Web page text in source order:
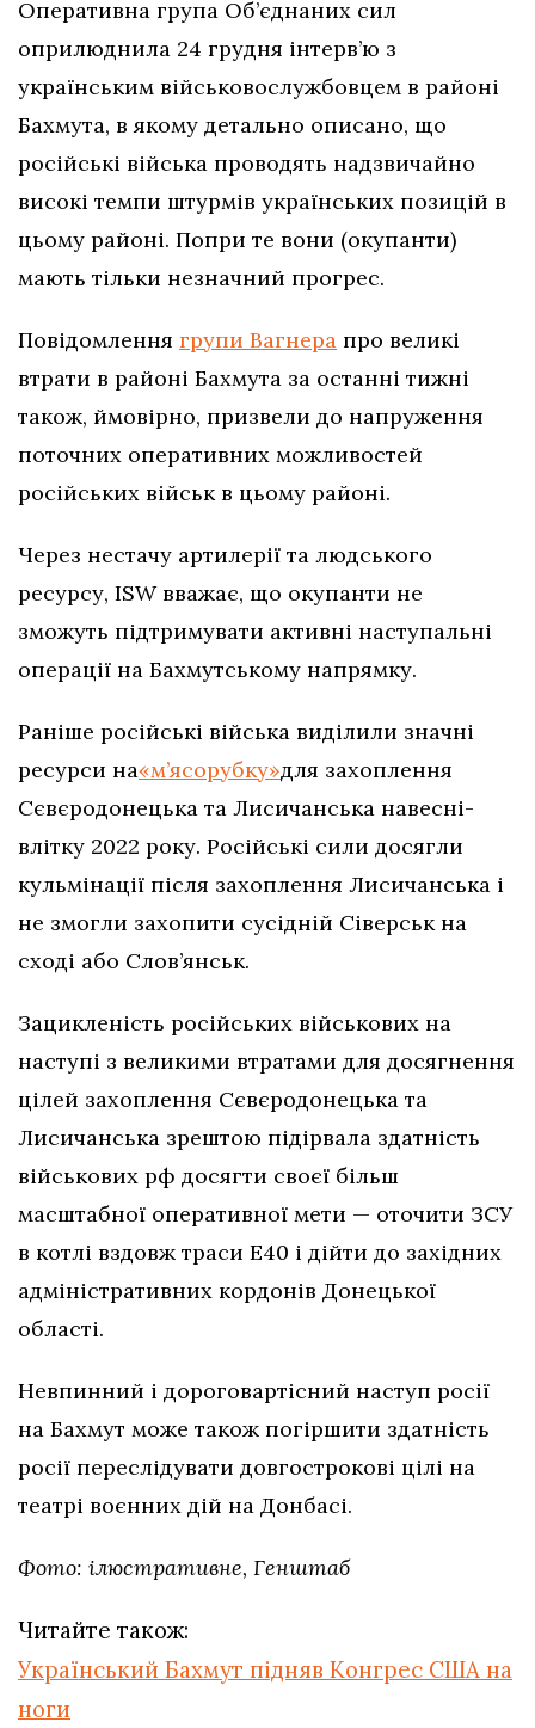
Оперативна група Об’єднаних сил
оприлюднила 24 грудня інтерв’ю з
українським військовослужбовцем в районі
Бахмута, в якому детально описано, що
російські війська проводять надзвичайно
високі темпи штурмів українських позицій в
цьому районі. Попри те вони (окупанти)
мають тільки незначний прогрес.
Повідомлення групи Вагнера про великі
втрати в районі Бахмута за останні тижні
також, ймовірно, призвели до напруження
поточних оперативних можливостей
російських військ в цьому районі.
Через нестачу артилерії та людського
ресурсу, ISW вважає, що окупанти не
зможуть підтримувати активні наступальні
операції на Бахмутському напрямку.
Раніше російські війська виділили значні
ресурси на«м’ясорубку»для захоплення
Сєвєродонецька та Лисичанська навесні-
влітку 2022 року. Російські сили досягли
кульмінації після захоплення Лисичанська і
не змогли захопити сусідній Сіверськ на
сході або Слов’янськ.
Зацикленість російських військових на
наступі з великими втратами для досягнення
цілей захоплення Сєвєродонецька та
Лисичанська зрештою підірвала здатність
військових рф досягти своєї більш
масштабної оперативної мети — оточити ЗСУ
в котлі вздовж траси Е40 і дійти до західних
адміністративних кордонів Донецької
області.
Невпинний і дороговартісний наступ росії
на Бахмут може також погіршити здатність
росії переслідувати довгострокові цілі на
театрі воєнних дій на Донбасі.
Фото: ілюстративне, Генштаб
Читайте також:
Український Бахмут підняв Конгрес США на
ноги